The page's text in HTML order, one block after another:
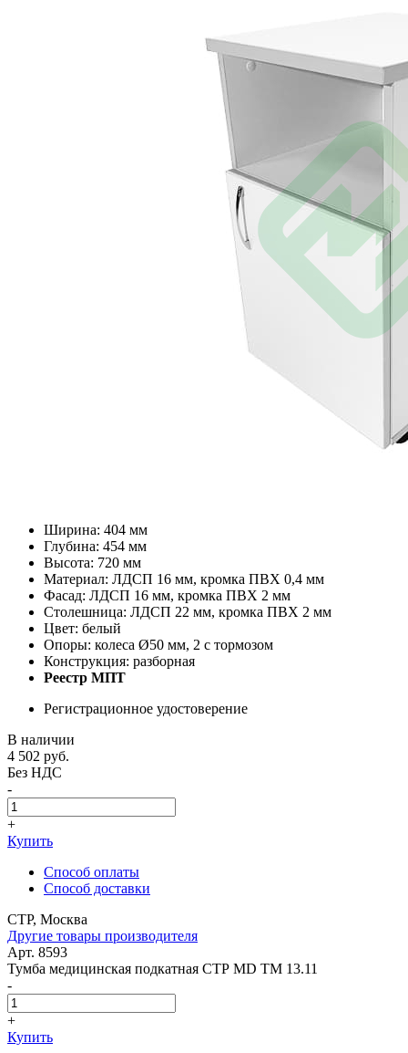
Ширина: 404 мм
Глубина: 454 мм
Высота: 720 мм
Материал: ЛДСП 16 мм, кромка ПВХ 0,4 мм
Фасад: ЛДСП 16 мм, кромка ПВХ 2 мм
Столешница: ЛДСП 22 мм, кромка ПВХ 2 мм
Цвет: белый
Опоры: колеса Ø50 мм, 2 с тормозом
Конструкция: разборная
Реестр МПТ
Регистрационное удостоверение
В наличии
4 502 руб.
Без НДС
-
+
Купить
Способ оплаты
Способ доставки
СТР, Москва
Другие товары производителя
Арт. 8593
Тумба медицинская подкатная СТР MD TM 13.11
-
+
Купить